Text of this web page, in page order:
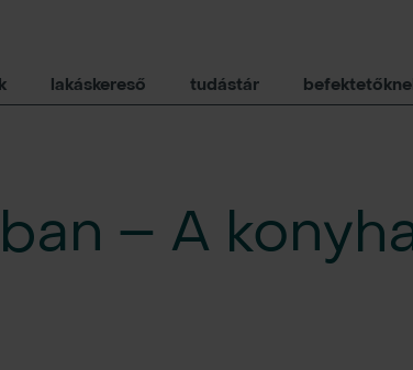
lakáskereső tudástár
– A